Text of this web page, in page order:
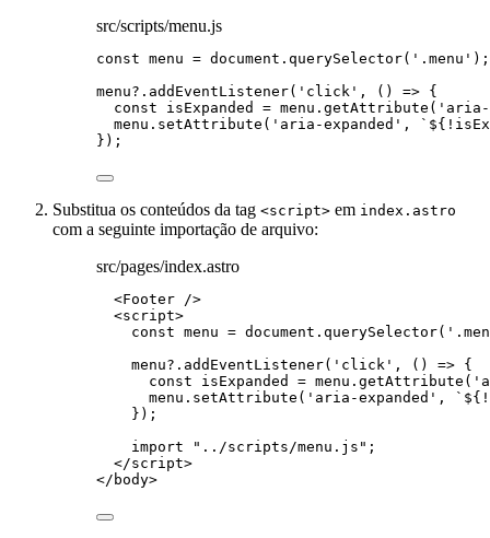
src/scripts/menu.js
const menu = document . querySelector( ' .menu ' );
menu?. addEventListener( ' click ' , () => {
const isExpanded = menu . getAttribute ( ' aria-
menu . setAttribute ( ' aria-expanded ' , ` ${ !
});
Substitua os conteúdos da tag <script> em index.astro
com a seguinte importação de arquivo:
src/pages/index.astro
<Footer />
<script>
const menu = document . querySelector( '
menu?. addEventListener( ' click ' , () => {
const isExpanded = menu . getAttribute ( '
menu . setAttribute ( ' aria-expanded ' , ` ${ !
});
import
" ../scripts/menu.js " ;
</script>
</ body>